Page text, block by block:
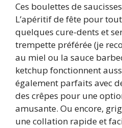
Ces boulettes de
L’apéritif de fête pour
quelques cure-dents et
trempette préférée (je
au miel ou la sauce
ketchup fonctionnent
également parfaits avec
des crêpes pour une
amusante. Ou encore,
une collation rapide et